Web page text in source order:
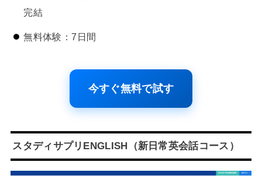
完結
無料体験：7日間
今すぐ無料で試す
スタディサプリENGLISH（新日常英会話コース）